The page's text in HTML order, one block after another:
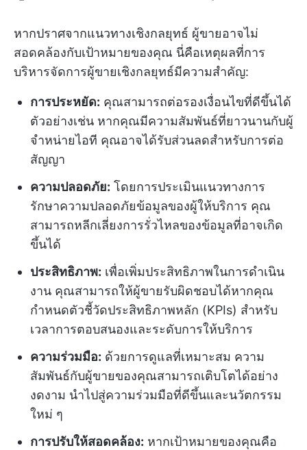
หากปราศจากแนวทางเชิงกลยุทธ์ ผู้ขายอาจไม่
สอดคล้องกับเป้าหมายของคุณ นี่คือเหตุผลที่การ
บริหารจัดการผู้ขายเชิงกลยุทธ์มีความสำคัญ:
การประหยัด: คุณสามารถต่อรองเงื่อนไขที่ดีขึ้นได้
ตัวอย่างเช่น หากคุณมีความสัมพันธ์ที่ยาวนานกับผู้
จำหน่ายไอที คุณอาจได้รับส่วนลดสำหรับการต่อ
สัญญา
ความปลอดภัย: โดยการประเมินแนวทางการ
รักษาความปลอดภัยข้อมูลของผู้ให้บริการ คุณ
สามารถหลีกเลี่ยงการรั่วไหลของข้อมูลที่อาจเกิด
ขึ้นได้
ประสิทธิภาพ: เพื่อเพิ่มประสิทธิภาพในการดำเนิน
งาน คุณสามารถให้ผู้ขายรับผิดชอบได้หากคุณ
กำหนดตัวชี้วัดประสิทธิภาพหลัก (KPIs) สำหรับ
เวลาการตอบสนองและระดับการให้บริการ
ความร่วมมือ: ด้วยการดูแลที่เหมาะสม ความ
สัมพันธ์กับผู้ขายของคุณสามารถเติบโตได้อย่าง
งดงาม นำไปสู่ความร่วมมือที่ดีขึ้นและนวัตกรรม
ใหม่ ๆ
การปรับให้สอดคล้อง: หากเป้าหมายของคุณคือ